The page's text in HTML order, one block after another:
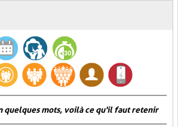
quelques mots, voilà ce qu'il faut retenir